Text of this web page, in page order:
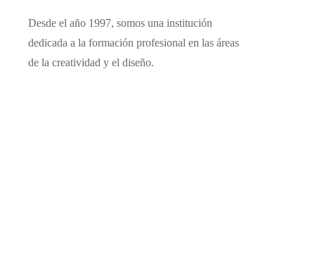
Desde el año 1997, somos una institución
dedicada a la formación profesional en las áreas
de la creatividad y el diseño.